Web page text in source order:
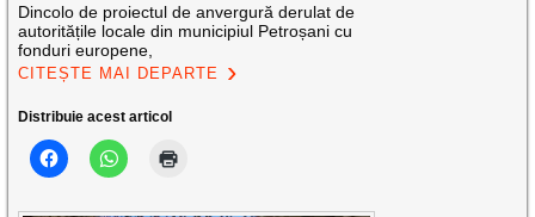
Dincolo de proiectul de anvergură derulat de
autoritățile locale din municipiul Petroșani cu
fonduri europene,
CITEȘTE MAI DEPARTE
Distribuie acest articol